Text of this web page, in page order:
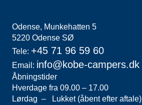
Odense, Munkehatten 5
5220 Odense SØ
Tele: +45 71 96 59 60
Email: info@kobe-campers.dk
Åbningstider
Hverdage fra 09.00 – 17.00
Lørdag – Lukket (åbent efter aftale)